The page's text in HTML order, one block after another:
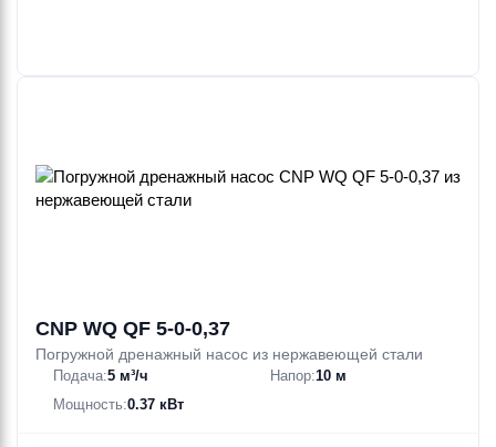
CNP WQ QF 5-0-0,37
Погружной дренажный насос из нержавеющей стали
Подача:5 м³/ч Напор:10 м
Мощность:0.37 кВт